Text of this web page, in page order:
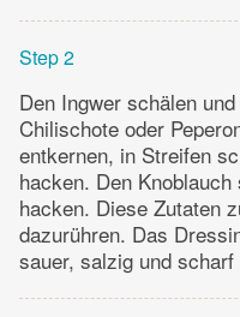
Step 2
Den Ingwer schälen
Chilischote oder
entkernen, in Streifen
hacken. Den
hacken. Diese Zutaten
dazurühren. Das
sauer, salzig und